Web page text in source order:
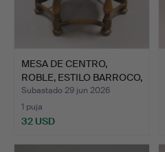
MESA DE CENTRO,
ROBLE, ESTILO BARROCO,
SIG…
Subastado 29 jun 2026
1 puja
32 USD